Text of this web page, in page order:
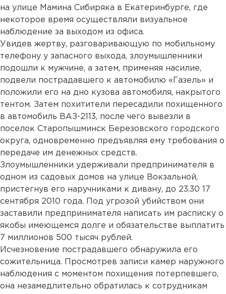
на улице Мамина Сибиряка в Екатеринбурге, где
некоторое время осуществляли визуальное
наблюдение за выходом из офиса.
Увидев жертву, разговаривающую по мобильному
телефону у запасного выхода, злоумышленники
подошли к мужчине, а затем, применяя насилие,
подвели пострадавшего к автомобилю «Газель» и
положили его на дно кузова автомобиля, накрытого
тентом. Затем похитители пересадили похищенного
в автомобиль ВАЗ-2113, после чего вывезли в
поселок Старопышминск Березовского городского
округа, одновременно предъявляя ему требования о
передаче им денежных средств.
Злоумышленники удерживали предпринимателя в
одном из садовых домов на улице Вокзальной,
пристегнув его наручниками к дивану, до 23.30 17
сентября 2010 года. Под угрозой убийством они
заставили предпринимателя написать им расписку о
якобы имеющемся долге и обязательстве выплатить
7 миллионов 500 тысяч рублей.
Исчезновение пострадавшего обнаружила его
сожительница. Просмотрев записи камер наружного
наблюдения с моментом похищения потерпевшего,
она незамедлительно обратилась к сотрудникам